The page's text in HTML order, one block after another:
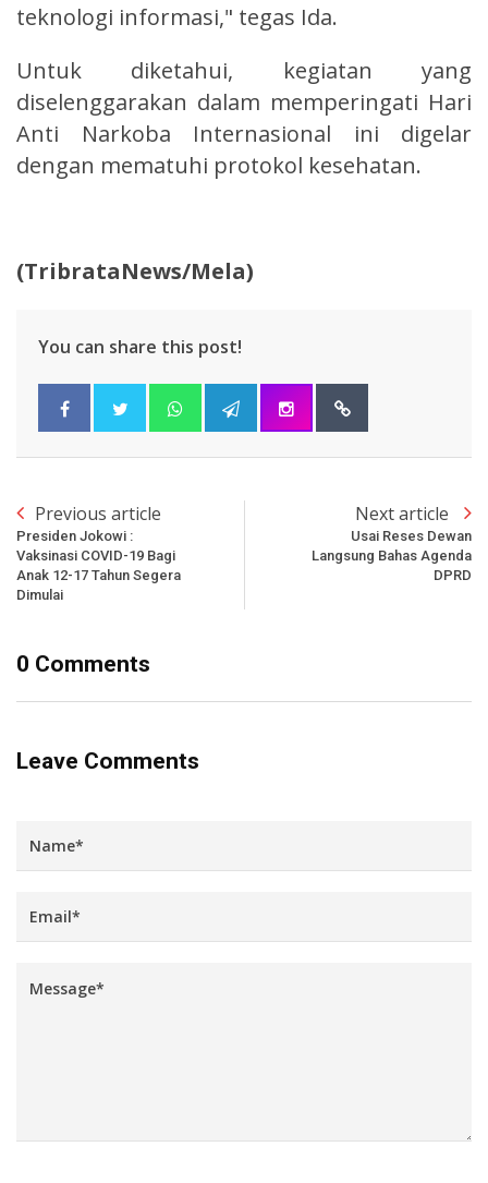
teknologi informasi," tegas Ida.
Untuk diketahui, kegiatan yang
diselenggarakan dalam memperingati Hari
Anti Narkoba Internasional ini digelar
dengan mematuhi protokol kesehatan.
(TribrataNews/Mela)
You can share this post!
Previous article
Presiden Jokowi :
Vaksinasi COVID-19 Bagi
Anak 12-17 Tahun Segera
Dimulai
Next article
Usai Reses Dewan
Langsung Bahas Agenda
DPRD
0 Comments
Leave Comments